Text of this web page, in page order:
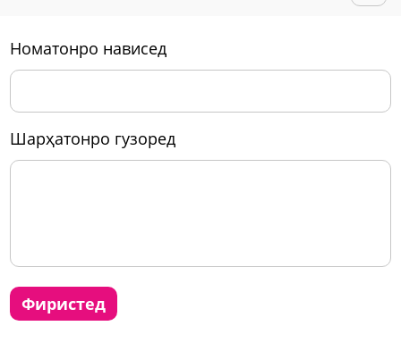
номатонро нависед
шарҳатонро гузоред
фиристед